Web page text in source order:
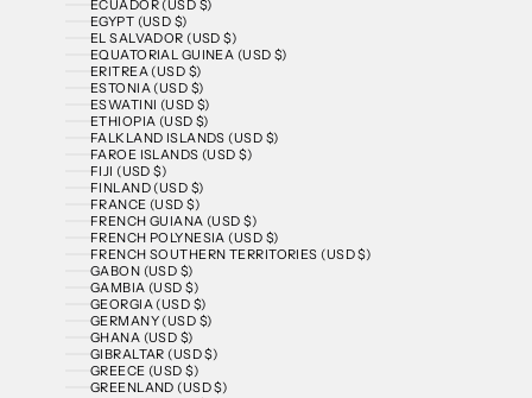
ECUADOR (USD $)
EGYPT (USD $)
EL SALVADOR (USD $)
EQUATORIAL GUINEA (USD $)
ERITREA (USD $)
ESTONIA (USD $)
ESWATINI (USD $)
ETHIOPIA (USD $)
FALKLAND ISLANDS (USD $)
FAROE ISLANDS (USD $)
FIJI (USD $)
FINLAND (USD $)
FRANCE (USD $)
FRENCH GUIANA (USD $)
FRENCH POLYNESIA (USD $)
FRENCH SOUTHERN TERRITORIES (USD $)
GABON (USD $)
GAMBIA (USD $)
GEORGIA (USD $)
GERMANY (USD $)
GHANA (USD $)
GIBRALTAR (USD $)
GREECE (USD $)
GREENLAND (USD $)